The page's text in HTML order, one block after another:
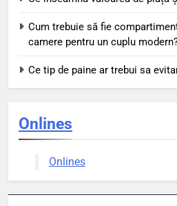
Cum trebuie să fie
camere pentru un cuplu
Ce tip de paine ar trebui sa
Onlines
Onlines